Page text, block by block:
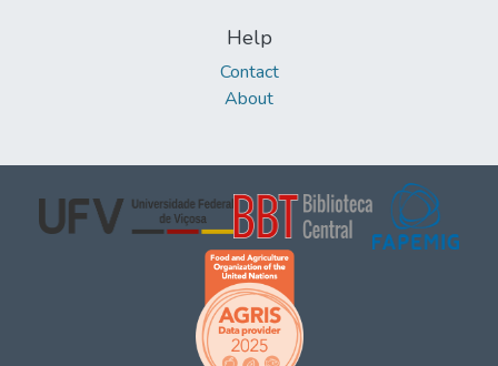
Help
Contact
About